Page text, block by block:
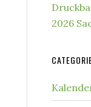
2026